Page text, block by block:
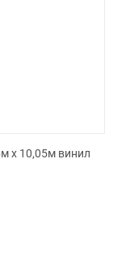
х 10,05м винил